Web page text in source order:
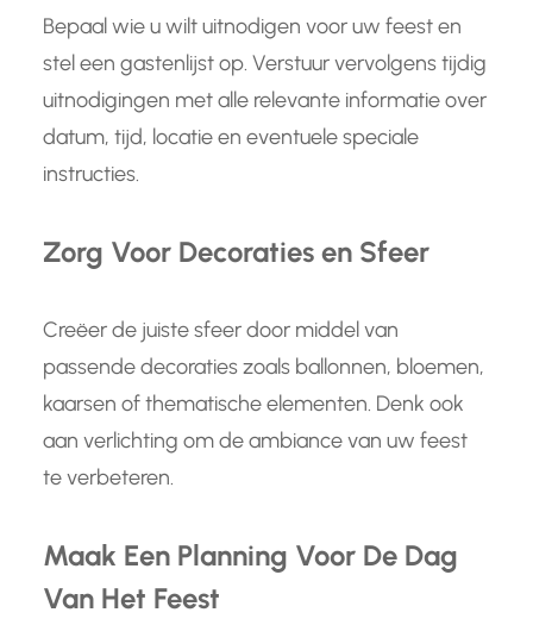
Bepaal wie u wilt uitnodigen voor uw feest en
stel een gastenlijst op. Verstuur vervolgens tijdig
uitnodigingen met alle relevante informatie over
datum, tijd, locatie en eventuele speciale
instructies.
Zorg Voor Decoraties en Sfeer
Creëer de juiste sfeer door middel van
passende decoraties zoals ballonnen, bloemen,
kaarsen of thematische elementen. Denk ook
aan verlichting om de ambiance van uw feest
te verbeteren.
Maak Een Planning Voor De Dag
Van Het Feest